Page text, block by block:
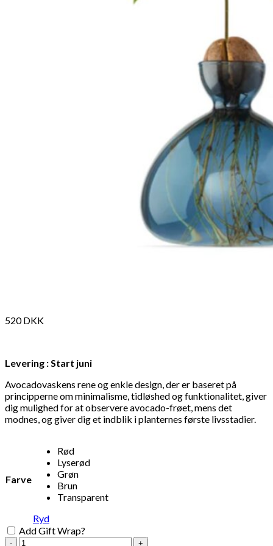
520DKK
Levering : Start juni
Avocadovaskens rene og enkle design, der er baseret på
principperne om minimalisme, tidløshed og funktionalitet, giver
dig mulighed for at observere avocado-frøet, mens det
modnes, og giver dig et indblik i planternes første livsstadier.
Farve
Rød
Lyserød
Grøn
Brun
Transparent
Ryd
Add Gift Wrap?
Avocado